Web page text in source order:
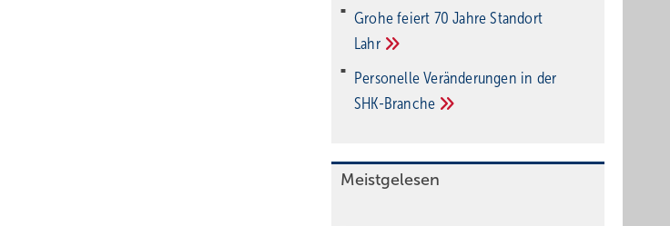
Grohe feiert 70 Jahre Standort
Lahr
Personelle Veränderungen in der
SHK-Branche
Meistgelesen